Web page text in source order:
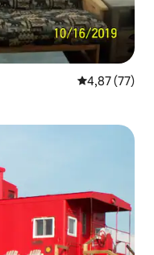
Évaluation
4,87 (77)